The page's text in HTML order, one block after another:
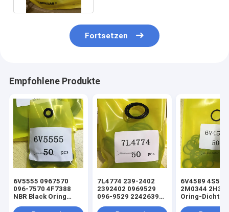
Fortsetzen
Empfohlene Produkte
6V5555 0967570
096-7570 4F7388
NBR Black Oring
7L4774 239-2402
2392402 0969529
096-9529 2242639
6V4589
2M0344
Oring-